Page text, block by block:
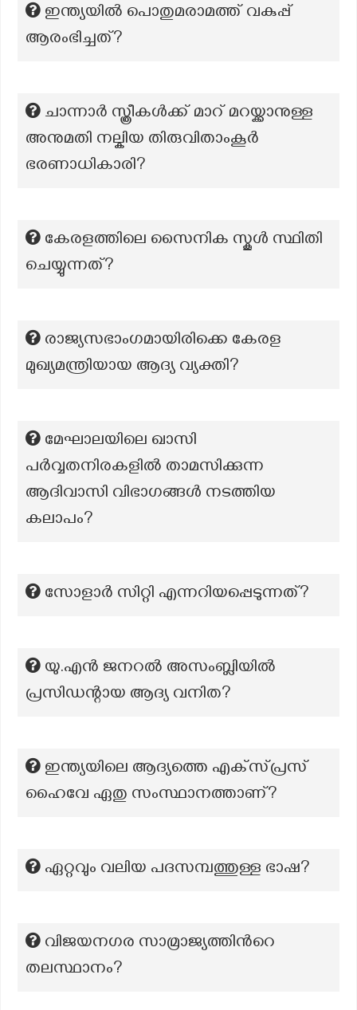
ഇന്ത്യയിൽ പൊതുമരാമത്ത് വകുപ്പ്
ആരംഭിച്ചത്?
ചാന്നാർ സ്ത്രീകൾക്ക് മാറ് മറയ്ക്കാനുള്ള
അനുമതി നല്കിയ തിരുവിതാംകൂർ
ഭരണാധികാരി?
കേരളത്തിലെ സൈനിക സ്കൂള്‍ സ്ഥിതി
ചെയ്യുന്നത്?
രാജ്യസഭാംഗമായിരിക്കെ കേരള
മുഖ്യമന്ത്രിയായ ആദ്യ വ്യക്തി?
മേഘാലയിലെ ഖാസി
പര്‍വ്വതനിരകളില്‍ താമസിക്കുന്ന
ആദിവാസി വിഭാഗങ്ങള്‍ നടത്തിയ
കലാപം?
സോളാർ സിറ്റി എന്നറിയപ്പെടുന്നത്?
യു.എൻ ജനറൽ അസംബ്ലിയിൽ
പ്രസിഡന്റായ ആദ്യ വനിത?
ഇന്ത്യയിലെ ആദ്യത്തെ എക്‌സ്പ്രസ്
ഹൈവേ ഏതു സംസ്ഥാനത്താണ്?
ഏറ്റവും വലിയ പദസമ്പത്തുള്ള ഭാഷ?
വിജയനഗര സാമ്രാജ്യത്തിന്‍റെ
തലസ്ഥാനം?